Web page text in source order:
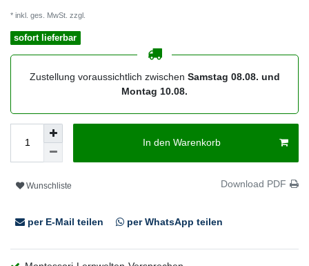
* inkl. ges. MwSt. zzgl.
sofort lieferbar
Zustellung voraussichtlich zwischen Samstag 08.08. und
Montag 10.08.
In den Warenkorb
Wunschliste Download PDF
per E-Mail teilen per WhatsApp teilen